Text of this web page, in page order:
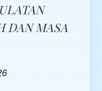
DAN MASA